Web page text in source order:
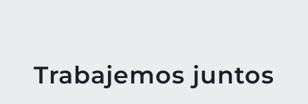
Trabajemos juntos